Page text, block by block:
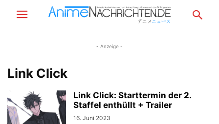
- Anzeige -
Link Click
Link Click: Starttermin der 2.
Staffel enthüllt + Trailer
16. Juni 2023